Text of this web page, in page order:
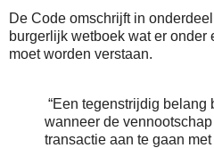
De Code omschrijft in
burgerlijk wetboek wat er onder
moet worden verstaan.
“Een tegenstrijdig belang
wanneer de
transactie aan te gaan